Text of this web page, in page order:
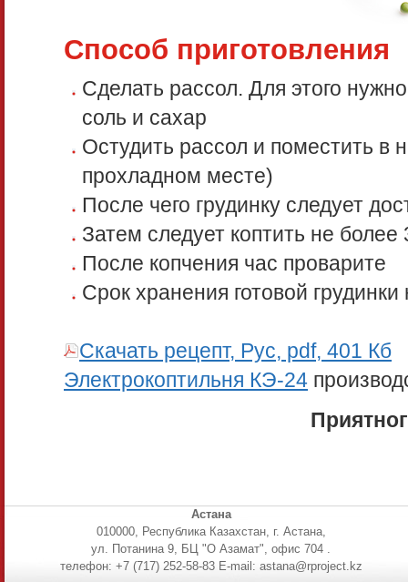
Способ приготовления
Сделать рассол. Для этого
соль и сахар
Остудить рассол и поместить в
прохладном месте)
После чего грудинку следует
Затем следует коптить не более
После копчения час проварите
Срок хранения готовой
Скачать рецепт, Рус, pdf, 401 Кб
Электрокоптильня КЭ-24
Астана
010000, Республика Казахстан, г. Астана,
ул. Потанина 9, БЦ "О Азамат", офис 704 .
телефон: +7 (717) 252-58-83 E-mail: astana@rproject.kz